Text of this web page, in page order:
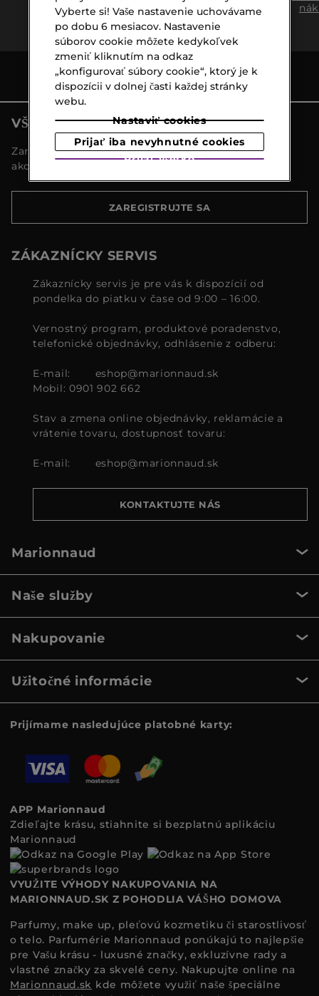
zadarmo
nad €39,-
osobný
VŠETKY NOVINKY MARIONNAUD
Zaregistrujte sa a objavte naše najnovšie novinky a
akcie
ZAREGISTRUJTE SA
ZÁKAZNÍCKY SERVIS
Zákaznícky servis je pre vás k dispozícií od
pondelka do piatku v čase od 9:00 – 16:00.
Vernostný program, produktové poradenstvo,
telefonické objednávky, odhlásenie z odberu:
E-mail:
eshop@marionnaud.sk
Mobil: 0901 902 662
Stav a zmena online objednávky, reklamácie a
vrátenie tovaru, dostupnosť tovaru:
E-mail: eshop@marionnaud.sk
KONTAKTUJTE NÁS
Marionnaud
Naše služby
Nakupovanie
Užitočné informácie
Prijímame nasledujúce platobné karty:
APP Marionnaud
Zdieľajte krásu, stiahnite si bezplatnú aplikáciu
Marionnaud
VYUŽITE VÝHODY NAKUPOVANIA NA
MARIONNAUD.SK Z POHODLIA VÁŠHO DOMOVA
Parfumy, make up, pleťovú kozmetiku či starostlivosť
o telo. Parfumérie Marionnaud ponúkajú to najlepšie
pre Vašu krásu - luxusné značky, exkluzívne rady a
vlastné značky za skvelé ceny. Nakupujte online na
Marionnaud.sk kde môžete využiť naše špeciálne
Vyberte si! Vaše nastavenie uchovávame
po dobu 6 mesiacov. Nastavenie
súborov cookie môžete kedykoľvek
zmeniť kliknutím na odkaz
„konfigurovať súbory cookie“, ktorý je k
dispozícii v dolnej časti každej stránky
webu.
Nastaviť cookies
Prijať iba nevyhnutné cookies
Prijať všetko